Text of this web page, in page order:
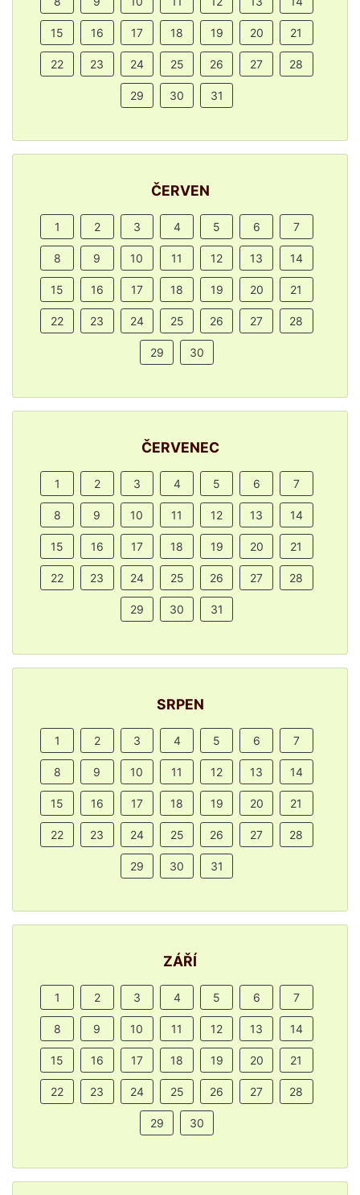
15 16 17 18 19 20 21
22 23 24 25 26 27 28
29 30 31
ČERVEN
1 2 3 4 5 6 7
8 9 10 11 12 13 14
15 16 17 18 19 20 21
22 23 24 25 26 27 28
29 30
ČERVENEC
1 2 3 4 5 6 7
8 9 10 11 12 13 14
15 16 17 18 19 20 21
22 23 24 25 26 27 28
29 30 31
SRPEN
1 2 3 4 5 6 7
8 9 10 11 12 13 14
15 16 17 18 19 20 21
22 23 24 25 26 27 28
29 30 31
ZÁŘÍ
1 2 3 4 5 6 7
8 9 10 11 12 13 14
15 16 17 18 19 20 21
22 23 24 25 26 27 28
29 30